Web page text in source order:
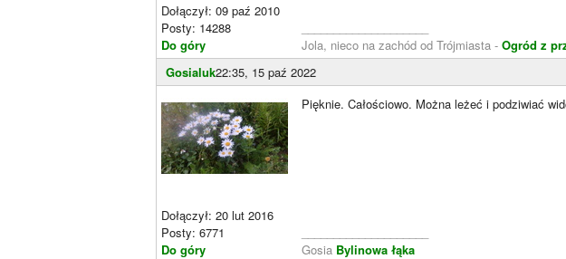
Dołączył: 09 paź 2010
Posty: 14288
Do góry
Jola, nieco na zachód od Trójmiasta - Ogród z
Gosialuk22:35, 15 paź 2022
Dołączył: 20 lut 2016
Posty: 6771
Do góry
Pięknie. Całościowo. Można leżeć i podziwiać
Gosia Bylinowa łąka